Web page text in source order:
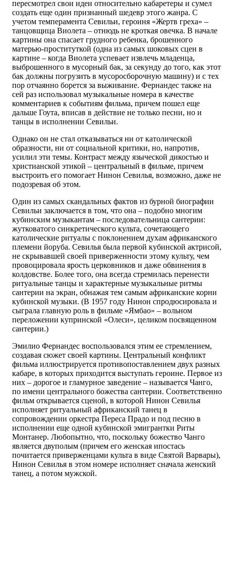
пересмотрел свои идеи относительно кабаретеры и сумел
создать еще один признанный шедевр этого жанра. С
учетом темперамента Севильи, героиня «Жертв греха» –
танцовщица Виолета – отнюдь не кроткая овечка. В начале
картины она спасает грудного ребенка, брошенного
матерью-проституткой (одна из самых шоковых сцен в
картине – когда Виолета успевает извлечь младенца,
выброшенного в мусорный бак, за секунду до того, как этот
бак должны погрузить в мусоросборочную машину) и с тех
пор отчаянно борется за выживание. Фернандес также на
сей раз использовал музыкальные номера в качестве
комментариев к событиям фильма, причем пошел еще
дальше Гоута, вписав в действие не только песни, но и
танцы в исполнении Севильи.
Однако он не стал отказываться ни от католической
образности, ни от социальной критики, но, напротив,
усилил эти темы. Контраст между языческой дикостью и
христианской этикой – центральный в фильме, причем
выстроить его помогает Нинон Севилья, возможно, даже не
подозревая об этом.
Один из самых скандальных фактов из бурной биографии
Севильи заключается в том, что она – подобно многим
кубинским музыкантам – последовательница сантерии:
жутковатого синкретического культа, сочетающего
католические ритуалы с поклонением духам африканского
племени йоруба. Севилья была первой кубинской актрисой,
не скрывавшей своей приверженности этому культу, чем
провоцировала ярость церковников и даже обвинения в
колдовстве. Более того, она всегда стремилась перенести
ритуальные танцы и характерные музыкальные ритмы
сантерии на экран, обнажая тем самым африканские корни
кубинской музыки. (В 1957 году Нинон спродюсировала и
сыграла главную роль в фильме «Ямбао» – вольном
переложении купринской «Олеси», целиком посвященном
сантерии.)
Эмилио Фернандес воспользовался этим ее стремлением,
создавая сюжет своей картины. Центральный конфликт
фильма иллюстрируется противопоставлением двух разных
кабаре, в которых приходится выступать героине. Первое из
них – дорогое и гламурное заведение – называется Чанго,
по имени центрального божества сантерии. Соответственно
фильм открывается сценой, в которой Нинон Севилья
исполняет ритуальный африканский танец в
сопровождении оркестра Переса Прадо и под песню в
исполнении еще одной кубинской эмигрантки Риты
Монтанер. Любопытно, что, поскольку божество Чанго
является двуполым (причем его женская ипостась
почитается приверженцами культа в виде Святой Варвары),
Нинон Севилья в этом номере исполняет сначала женский
танец, а потом мужской.